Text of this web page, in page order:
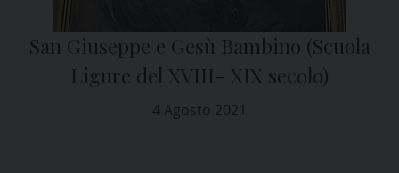
4 Agosto 2021
San Giuseppe e Gesù Bambino (Scuola
Ligure del XVIII- XIX secolo)